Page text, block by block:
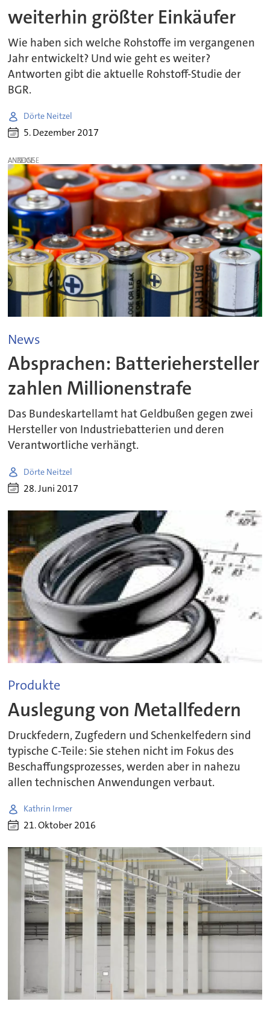
weiterhin größter Einkäufer
Wie haben sich welche Rohstoffe im vergangenen
Jahr entwickelt? Und wie geht es weiter?
Antworten gibt die aktuelle Rohstoff-Studie der
BGR.
Dörte Neitzel
5. Dezember 2017
ANZEIGE
News
Absprachen: Batteriehersteller
zahlen Millionenstrafe
Das Bundeskartellamt hat Geldbußen gegen zwei
Hersteller von Industriebatterien und deren
Verantwortliche verhängt.
Dörte Neitzel
28. Juni 2017
Produkte
Auslegung von Metallfedern
Druckfedern, Zugfedern und Schenkelfedern sind
typische C-Teile: Sie stehen nicht im Fokus des
Beschaffungsprozesses, werden aber in nahezu
allen technischen Anwendungen verbaut.
Kathrin Irmer
21. Oktober 2016